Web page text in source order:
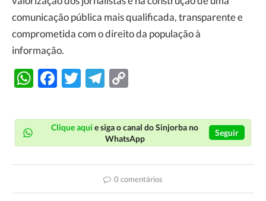
comunicação pública mais qualificada, transparente e
comprometida com o direito da população à
informação.
WhatsApp
Facebook
TwitterTelegram
Clique aqui e siga o canal do Sinjorba no
WhatsApp
Seguir
0 comentários